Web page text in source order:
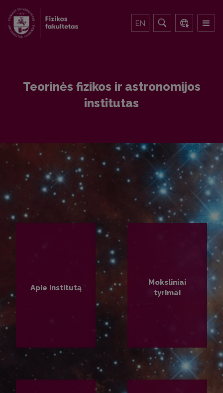
EN
Teorinės fizikos ir astronomijos
institutas
Apie institutą
Moksliniai
tyrimai